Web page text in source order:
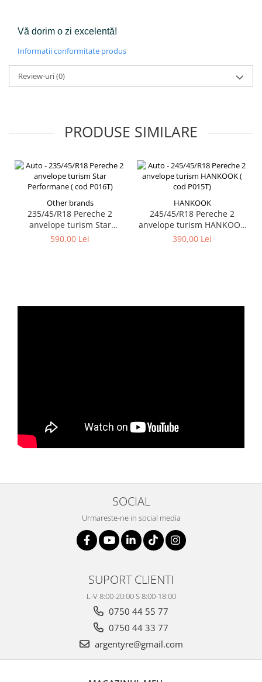
Vă dorim o zi excelentă!
Informatii conformitate produs
Review-uri(0)
PRODUSE SIMILARE
Other brands
235/45/R18 Pereche 2
anvelope turism Star
Performane ( cod P016T)
590,00 Lei
HANKOOK
245/45/R18 Pereche 2
anvelope turism HANKOOK
( cod P015T)
390,00 Lei
SOCIAL
Urmareste-ne in social media
SUPORT CLIENTI
L-V 8:00-20:00 S 8:00-18:00
0750 44 55 77
0750 44 33 77
argentyre@gmail.com